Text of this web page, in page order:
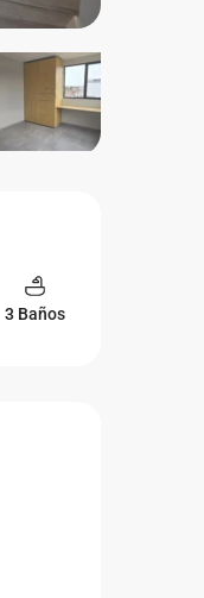
3 Baños